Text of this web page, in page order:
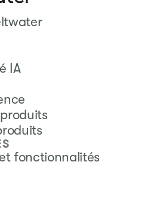
IA
fonctionnalités